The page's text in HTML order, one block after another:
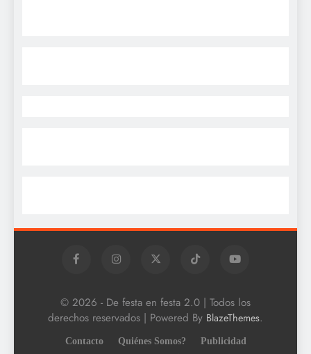
© 2026 - De festa en festa 2.0 | Todos los
derechos reservados | Powered By BlazeThemes.
Contacto Quiénes Somos?
Publicidad